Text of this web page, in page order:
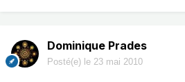
Dominique Prades
Posté(e) le 23 mai 2010